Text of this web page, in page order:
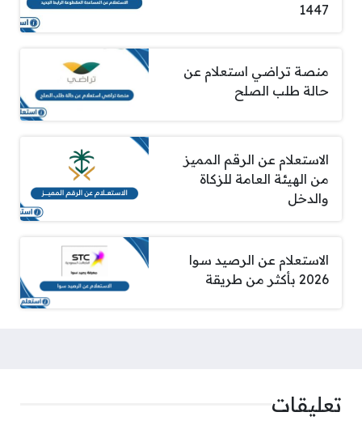
1447
منصة تراضي استعلام عن
حالة طلب الصلح
الاستعلام عن الرقم المميز
من الهيئة العامة للزكاة
والدخل
الاستعلام عن الرصيد سوا
2026 بأكثر من طريقة
تعليقات